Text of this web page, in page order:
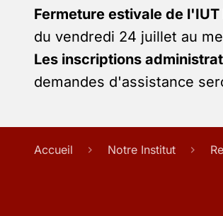
Fermeture estivale de
du vendredi 24 juillet au
Les inscriptions
demandes d'assistance
Accueil Notre Institut